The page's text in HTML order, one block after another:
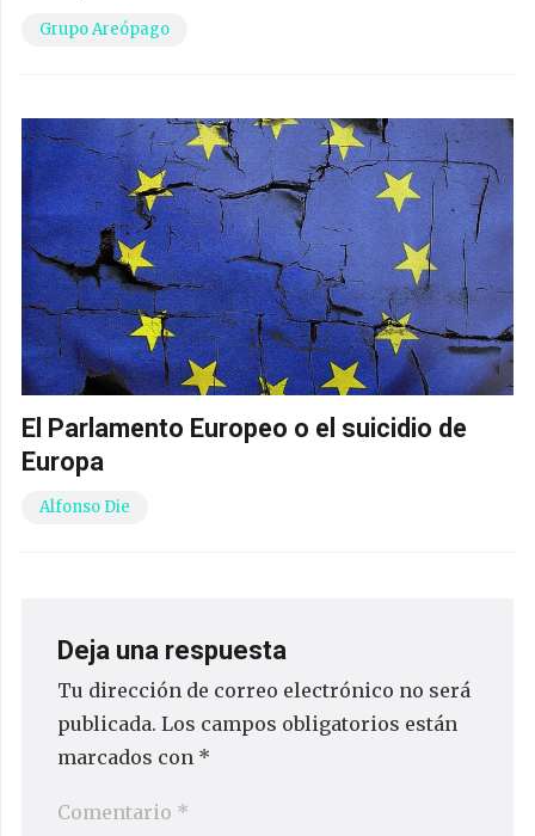
Grupo Areópago
El Parlamento Europeo o el suicidio de
Europa
Alfonso Die
Deja una respuesta
Tu dirección de correo electrónico no será
publicada. Los campos obligatorios están
marcados con *